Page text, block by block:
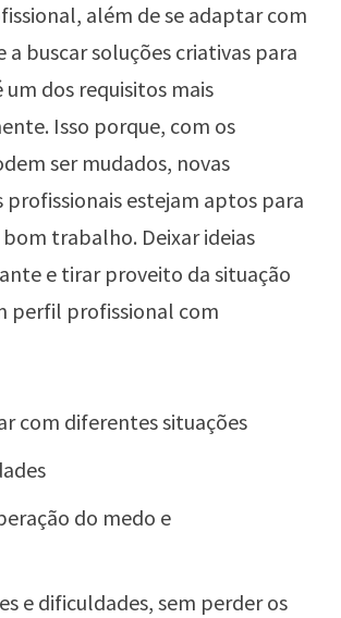
além de se adaptar com
buscar soluções criativas para
dos requisitos mais
Isso porque, com os
ser mudados, novas
profissionais estejam aptos para
trabalho. Deixar ideias
e tirar proveito da situação
perfil profissional com
com diferentes situações
do medo e
e dificuldades, sem perder os